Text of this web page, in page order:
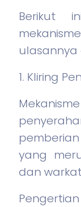
Berikut
ulasannya
1. Kliring
yang
dan